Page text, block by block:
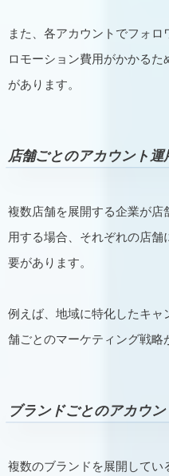
また、各アカウントでフォ
ロモーション費用がかかる
があります。
店舗ごとのアカウント運
複数店舗を展開する企業が店
用する場合、それぞれの店
要があります。
例えば、地域に特化したキ
舗ごとのマーケティング戦略
ブランドごとのアカウン
複数のブランドを展開してい